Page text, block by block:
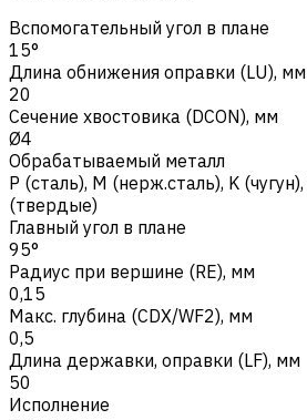
Вспомогательный угол в плане
15°
Длина обнижения оправки (LU), мм
20
Сечение хвостовика (DCON), мм
Ø4
Обрабатываемый металл
Р (сталь), M (нерж.сталь), K (чугун),
(твердые)
Главный угол в плане
95°
Радиус при вершине (RE), мм
0,15
Макс. глубина (CDX/WF2), мм
0,5
Длина державки, оправки (LF), мм
50
Исполнение